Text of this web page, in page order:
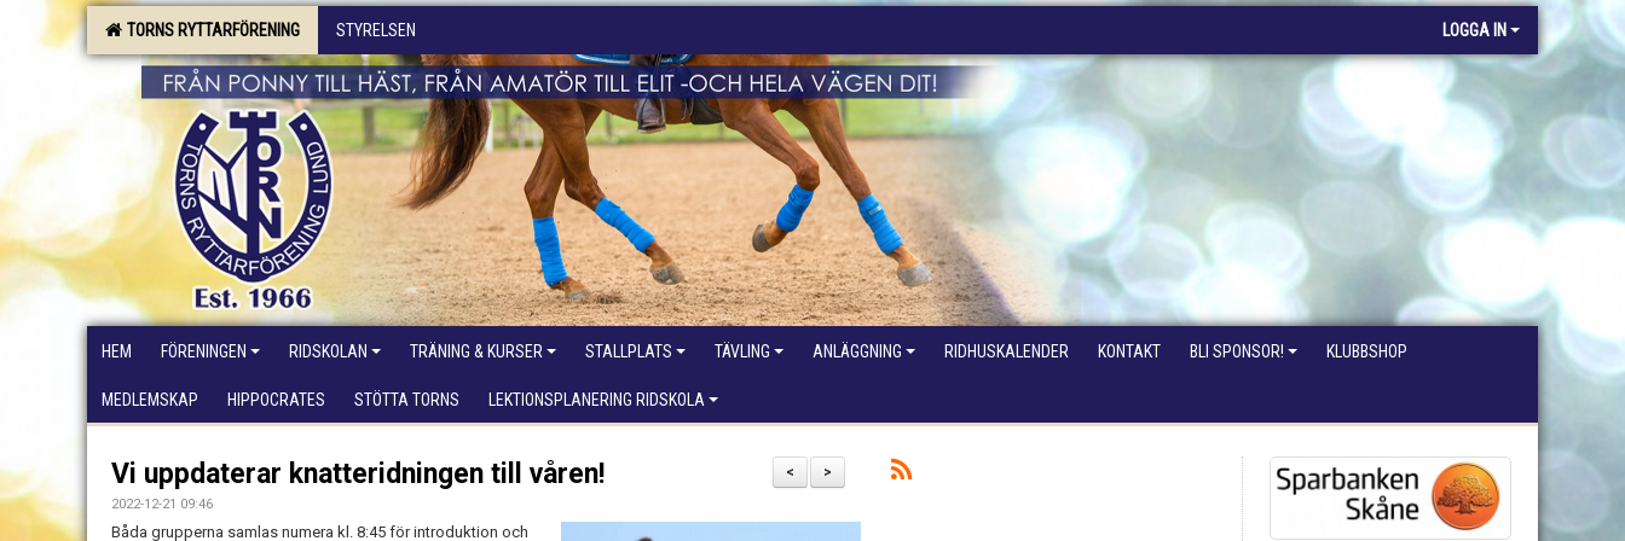
TORNS RYTTARFÖRENING STYRELSEN LOGGA IN
HEM FÖRENINGEN RIDSKOLAN TRÄNING & KURSER STALLPLATS TÄVLING ANLÄGGNING RIDHUSKALENDER KONTAKT BLI SPONSOR! KLUBBSHOP
MEDLEMSKAP HIPPOCRATES STÖTTA TORNS LEKTIONSPLANERING RIDSKOLA
>
<
Vi uppdaterar knatteridningen till våren!
2022-12-21 09:46
Båda grupperna samlas numera kl. 8:45 för introduktion och